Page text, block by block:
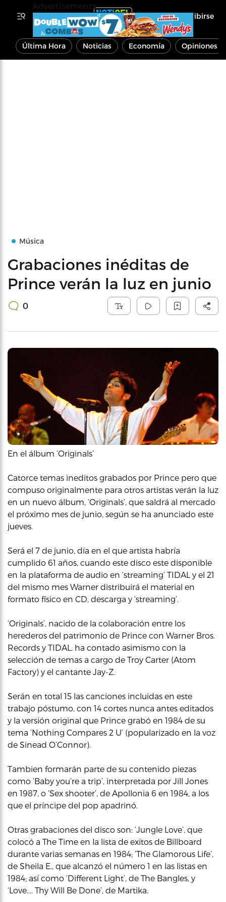
Inscribirse
Última Hora Noticias Economía Opiniones
Música
Grabaciones inéditas de
Prince verán la luz en junio
0
En el álbum ‘Originals’
Catorce temas ineditos grabados por Prince pero que
compuso originalmente para otros artistas verán la luz
en un nuevo álbum, ‘Originals’, que saldrá al mercado
el próximo mes de junio, según se ha anunciado este
jueves.
Será el 7 de junio, día en el que artista habría
cumplido 61 años, cuando este disco este disponible
en la plataforma de audio en ‘streaming’ TIDAL y el 21
del mismo mes Warner distribuirá el material en
formato físico en CD, descarga y ‘streaming’.
‘Originals’, nacido de la colaboración entre los
herederos del patrimonio de Prince con Warner Bros.
Records y TIDAL, ha contado asimismo con la
selección de temas a cargo de Troy Carter (Atom
Factory) y el cantante Jay-Z.
Serán en total 15 las canciones incluidas en este
trabajo póstumo, con 14 cortes nunca antes editados
y la versión original que Prince grabó en 1984 de su
tema ‘Nothing Compares 2 U’ (popularizado en la voz
de Sinead O’Connor).
Tambien formarán parte de su contenido piezas
como ‘Baby you’re a trip’, interpretada por Jill Jones
en 1987, o ‘Sex shooter’, de Apollonia 6 en 1984, a los
que el príncipe del pop apadrinó.
Otras grabaciones del disco son: ‘Jungle Love’, que
colocó a The Time en la lista de exitos de Billboard
durante varias semanas en 1984; ‘The Glamorous Life’,
de Sheila E., que alcanzó el número 1 en las listas en
1984; así como ‘Different Light’, de The Bangles, y
‘Love…. Thy Will Be Done’, de Martika.
Advertisements